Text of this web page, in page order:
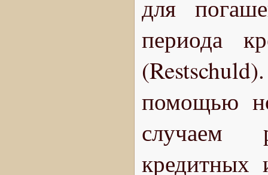
для
периода
помощью
случаем
кредитных